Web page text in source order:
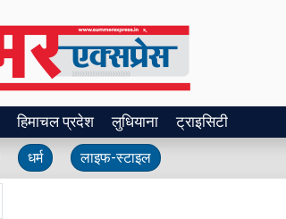
हिमाचल प्रदेश लुधियाना ट्राइसिटी
धर्म लाइफ-स्टाइल